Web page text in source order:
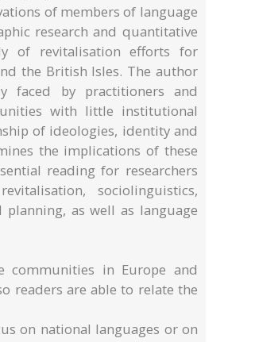
of members of language
research and quantitative
of revitalisation efforts for
the British Isles. The author
faced by practitioners and
with little institutional
of ideologies, identity and
the implications of these
reading for researchers
sociolinguistics,
as well as language
communities in Europe and
readers are able to relate the
on national languages or on